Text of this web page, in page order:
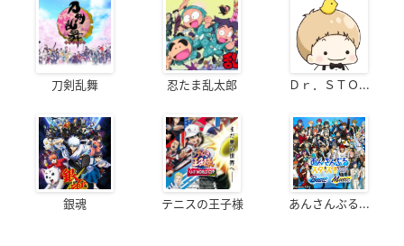
刀剣乱舞 忍たま乱太郎 Ｄｒ．ＳＴＯ...
銀魂 テニスの王子様 あんさんぶる...